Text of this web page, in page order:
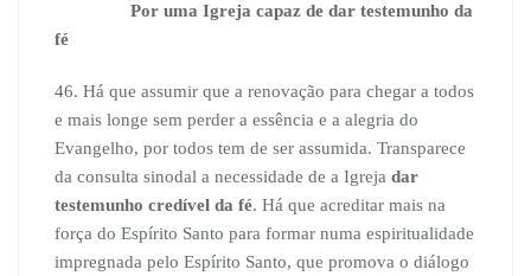
Por uma Igreja capaz de dar testemunho da
fé
46. Há que assumir que a renovação para chegar a todos
e mais longe sem perder a essência e a alegria do
Evangelho, por todos tem de ser assumida. Transparece
da consulta sinodal a necessidade de a Igreja dar
testemunho credível da fé. Há que acreditar mais na
força do Espírito Santo para formar numa espiritualidade
impregnada pelo Espírito Santo, que promova o diálogo